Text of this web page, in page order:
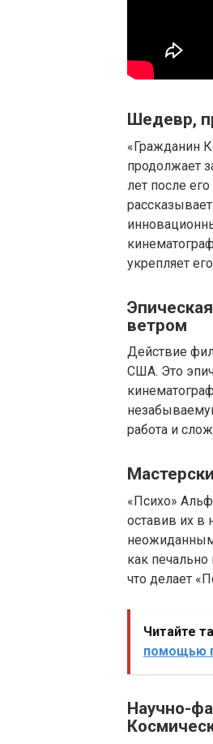
Шедевр,
«Гражданин
продолжает
лет после
укрепляет
ветром
Действие
США. Это
работа и
«Психо»
оставив их в
как
что делает
Читайте
помощью
Научно-